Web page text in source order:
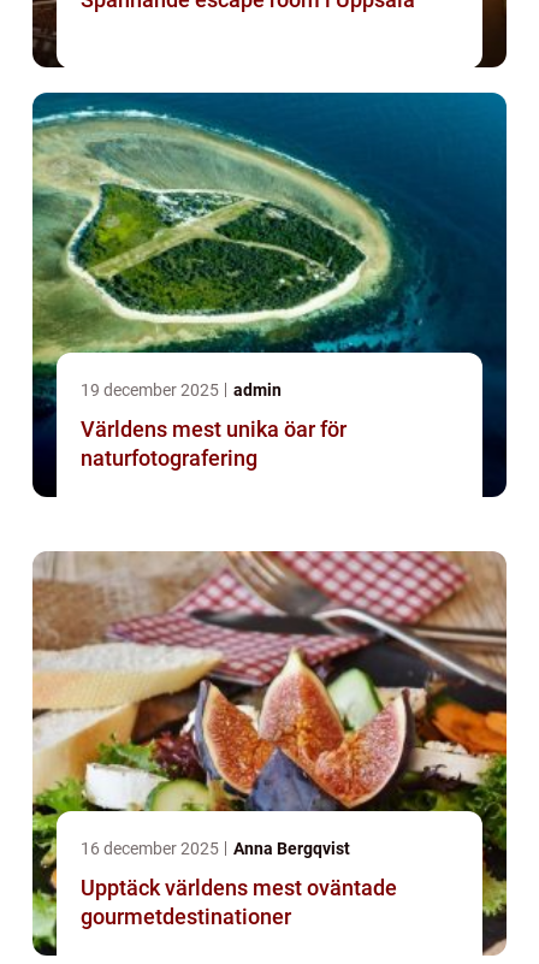
19 december 2025 admin
Världens mest unika öar för
naturfotografering
16 december 2025 Anna Bergqvist
Upptäck världens mest oväntade
gourmetdestinationer